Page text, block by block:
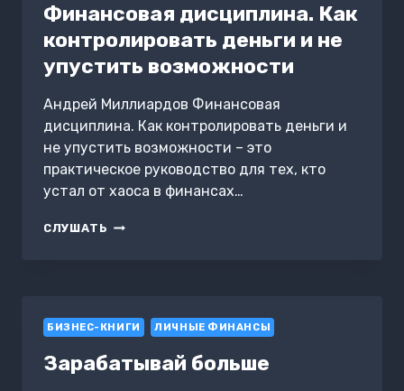
И
С
УМОМ
Финансовая дисциплина. Как
контролировать деньги и не
упустить возможности
Андрей Миллиардов Финансовая
дисциплина. Как контролировать деньги и
не упустить возможности – это
практическое руководство для тех, кто
устал от хаоса в финансах…
СЛУШАТЬ ФИНАНСОВАЯ
НЕ
ВОЗМОЖНОСТИ
БИЗНЕС-КНИГИ ЛИЧНЫЕ ФИНАНСЫ
Зарабатывай больше